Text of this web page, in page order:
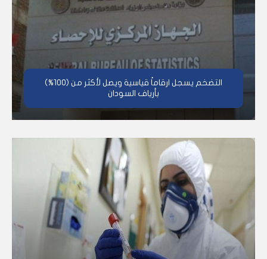
التضخم يسجل ارقاماُ قياسية ويصل لأكثر من (100%)
بأرياف السودان